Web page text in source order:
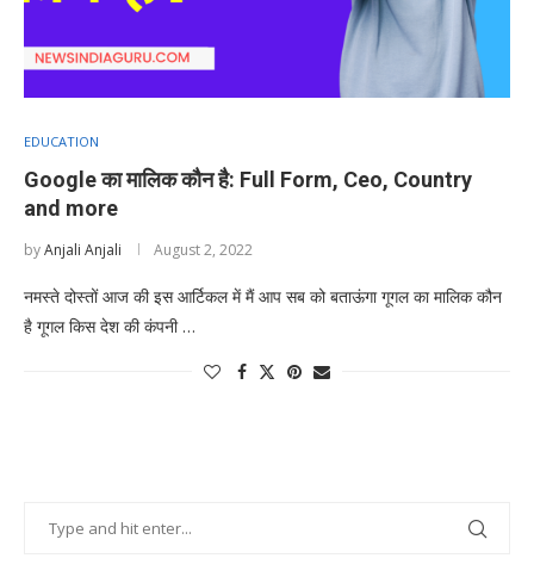
EDUCATION
Google का मालिक कौन है: Full Form, Ceo, Country
and more
byAnjali Anjali August 2, 2022
नमस्ते दोस्तों आज की इस आर्टिकल में मैं आप सब को बताऊंगा गूगल का मालिक कौन
है गूगल किस देश की कंपनी …